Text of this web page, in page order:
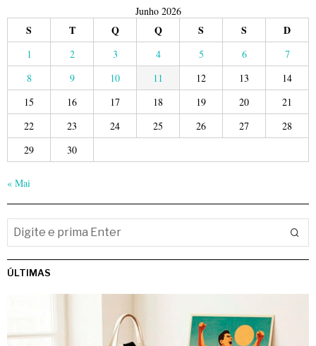
Junho 2026
S T Q Q S S D
1 2 3 4 5 6
7
8
9 10 11 12 13
14
15
16 17 18 19 20
21
22
23 24 25 26 27
28
29
30
« Mai
ÚLTIMAS